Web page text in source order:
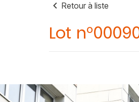
Retour à liste
Lot